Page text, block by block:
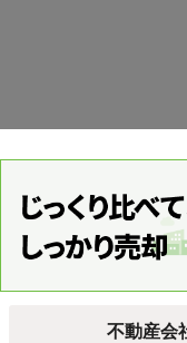
不動産会